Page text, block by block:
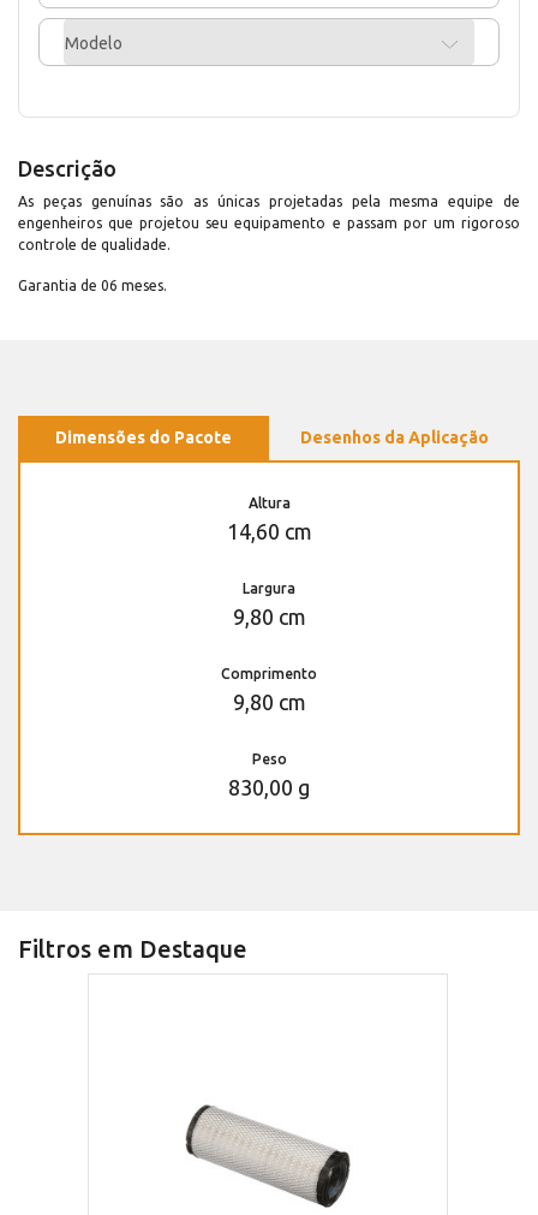
Modelo
Descrição
As peças genuínas são as únicas projetadas pela mesma equipe de
engenheiros que projetou seu equipamento e passam por um rigoroso
controle de qualidade.
Garantia de 06 meses.
Dimensões do Pacote Desenhos da Aplicação
Altura
14,60 cm
Largura
9,80 cm
Comprimento
9,80 cm
Peso
830,00 g
Filtros em Destaque